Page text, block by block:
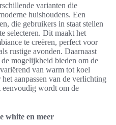
varianten die
huishoudens. Een
die gebruikers in staat stellen
selecteren. Dit maakt het
te creëren, perfect voor
rustige avonden. Daarnaast
mogelijkheid bieden om de
van warm tot koel
aanpassen van de verlichting
eenvoudig wordt om de
white en meer